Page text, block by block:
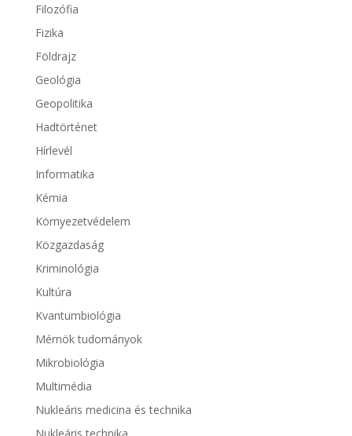
Filozófia
Fizika
Földrajz
Geológia
Geopolitika
Hadtörténet
Hírlevél
Informatika
Kémia
Környezetvédelem
Közgazdaság
Kriminológia
Kultúra
Kvantumbiológia
Mérnök tudományok
Mikrobiológia
Multimédia
Nukleáris medicina és technika
Nukleáris technika